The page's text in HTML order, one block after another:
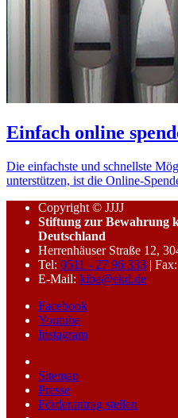
Einfach online
Die einfachste und schnellste
unterstützen, ist die Online-
Copyright © JJJJ
Stiftung zur Bewahrung
Deutschland
Herrenhäuser Straße 12,
Tel: 0511 - 27 96 333 |
E-Mail: kiba@ekd.de
Facebook
Youtube
Instagram
Sitemap
Presse
Förderantrag stellen